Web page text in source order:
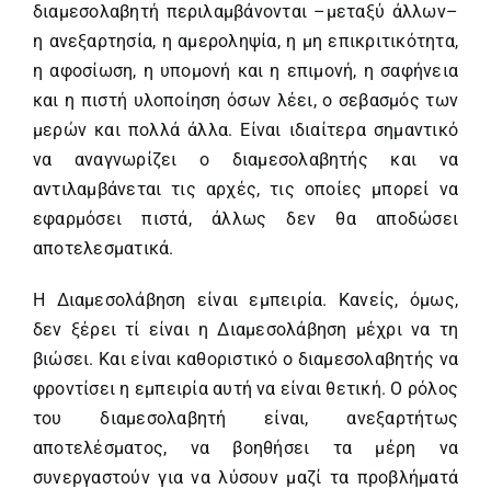
διαμεσολαβητή περιλαμβάνονται –μεταξύ άλλων–
η ανεξαρτησία, η αμεροληψία, η μη επικριτικότητα,
η αφοσίωση, η υπομονή και η επιμονή, η σαφήνεια
και η πιστή υλοποίηση όσων λέει, ο σεβασμός των
μερών και πολλά άλλα. Είναι ιδιαίτερα σημαντικό
να αναγνωρίζει ο διαμεσολαβητής και να
αντιλαμβάνεται τις αρχές, τις οποίες μπορεί να
εφαρμόσει πιστά, άλλως δεν θα αποδώσει
αποτελεσματικά.
Η Διαμεσολάβηση είναι εμπειρία. Κανείς, όμως,
δεν ξέρει τί είναι η Διαμεσολάβηση μέχρι να τη
βιώσει. Και είναι καθοριστικό ο διαμεσολαβητής να
φροντίσει η εμπειρία αυτή να είναι θετική. Ο ρόλος
του διαμεσολαβητή είναι, ανεξαρτήτως
αποτελέσματος, να βοηθήσει τα μέρη να
συνεργαστούν για να λύσουν μαζί τα προβλήματά